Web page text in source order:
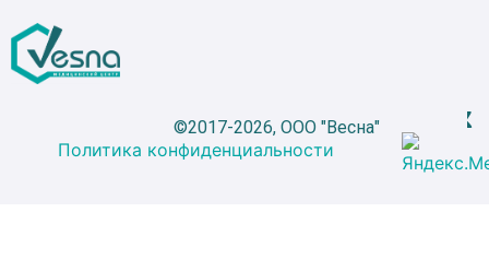
©2017-2026, ООО "Весна"
Политика конфиденциальности